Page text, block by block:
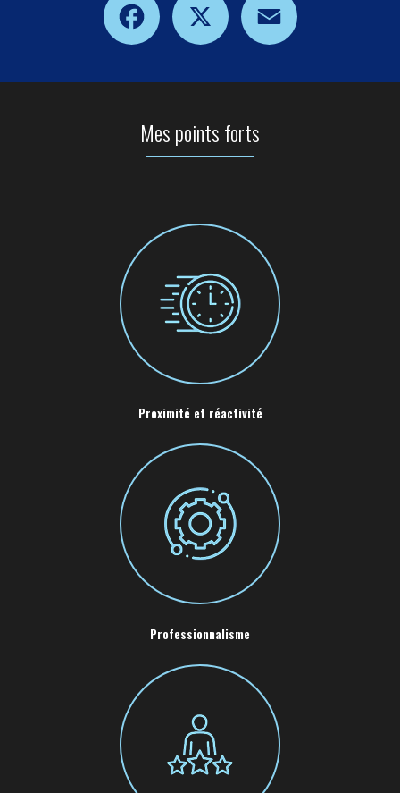
Mes points forts
Proximité et réactivité
Professionnalisme